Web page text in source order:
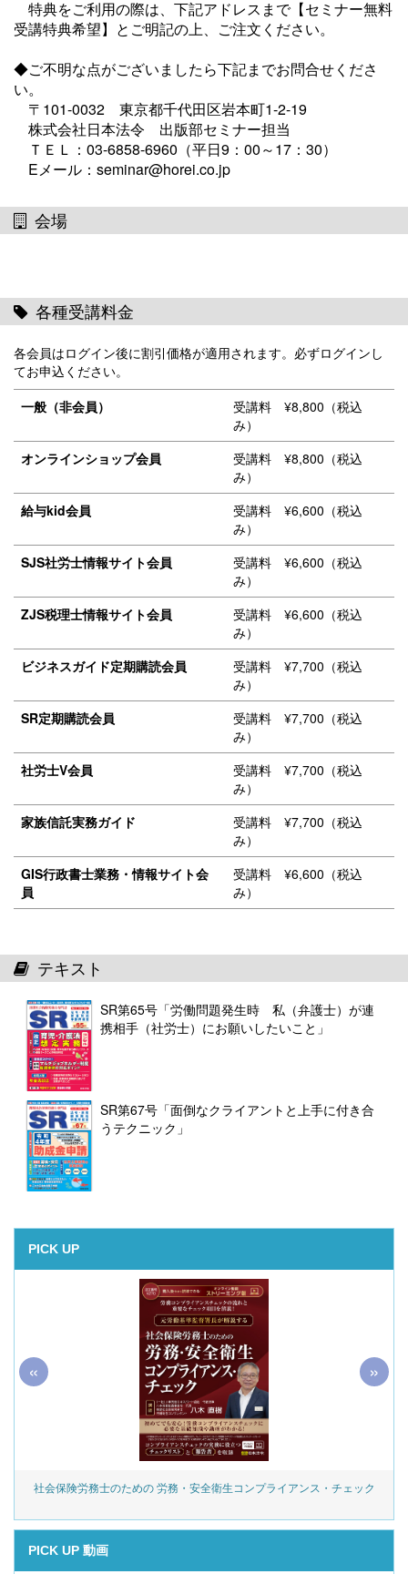
特典をご利用の際は、下記アドレスまで【セミナー無料
受講特典希望】とご明記の上、ご注文ください。
◆ご不明な点がございましたら下記までお問合せくださ
い。
〒101-0032 東京都千代田区岩本町1-2-19
株式会社日本法令 出版部セミナー担当
ＴＥＬ：03-6858-6960（平日9：00～17：30）
Eメール：seminar@horei.co.jp
会場
各種受講料金
各会員はログイン後に割引価格が適用されます。必ずログインし
てお申込ください。
一般（非会員）
受講料 ¥8,800（税込
み）
オンラインショップ会員
受講料 ¥8,800（税込
み）
給与kid会員
受講料 ¥6,600（税込
み）
SJS社労士情報サイト会員
受講料 ¥6,600（税込
み）
ZJS税理士情報サイト会員
受講料 ¥6,600（税込
み）
ビジネスガイド定期購読会員
受講料 ¥7,700（税込
み）
SR定期購読会員
受講料 ¥7,700（税込
み）
社労士V会員
受講料 ¥7,700（税込
み）
家族信託実務ガイド
受講料 ¥7,700（税込
み）
GIS行政書士業務・情報サイト会
員
受講料 ¥6,600（税込
み）
テキスト
SR第65号「労働問題発生時 私（弁護士）が連
携相手（社労士）にお願いしたいこと」
SR第67号「面倒なクライアントと上手に付き合
うテクニック」
PICK UP
社会保険労務士のための 労務・安全衛生コンプライアンス・チェック
« »
PICK UP 動画